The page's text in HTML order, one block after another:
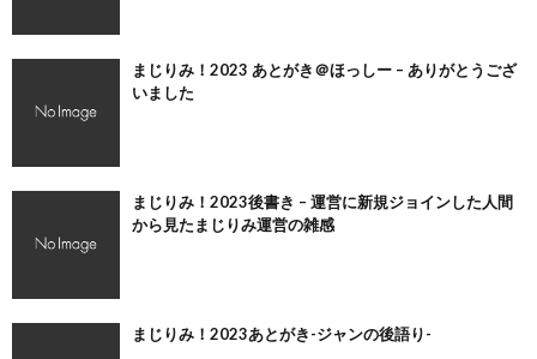
まじりみ！2023 あとがき＠ほっしー – ありがとうござ
いました
まじりみ！2023後書き – 運営に新規ジョインした人間
から見たまじりみ運営の雑感
まじりみ！2023あとがき-ジャンの後語り-